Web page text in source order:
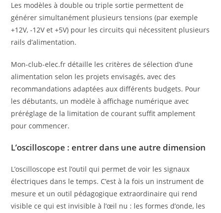
Les modèles à double ou triple sortie permettent de
générer simultanément plusieurs tensions (par exemple
+12V, -12V et +5V) pour les circuits qui nécessitent plusieurs
rails d’alimentation.
Mon-club-elec.fr détaille les critères de sélection d’une
alimentation selon les projets envisagés, avec des
recommandations adaptées aux différents budgets. Pour
les débutants, un modèle à affichage numérique avec
préréglage de la limitation de courant suffit amplement
pour commencer.
L’oscilloscope : entrer dans une autre dimension
L’oscilloscope est l’outil qui permet de voir les signaux
électriques dans le temps. C’est à la fois un instrument de
mesure et un outil pédagogique extraordinaire qui rend
visible ce qui est invisible à l’œil nu : les formes d’onde, les